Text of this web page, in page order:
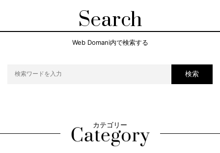
Search
Web Domani内で検索する
検索
カテゴリー